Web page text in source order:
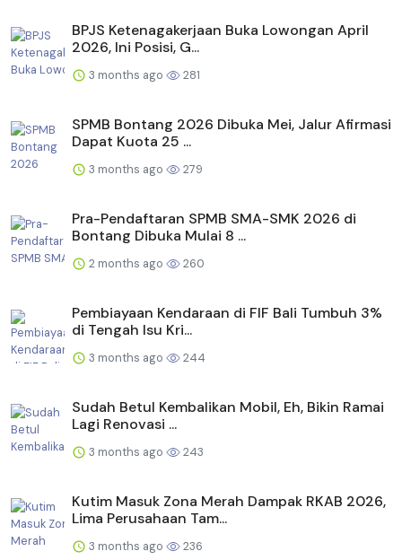
BPJS Ketenagakerjaan Buka Lowongan April
2026, Ini Posisi, G...
3 months ago 281
SPMB Bontang 2026 Dibuka Mei, Jalur Afirmasi
Dapat Kuota 25 ...
3 months ago 279
Pra-Pendaftaran SPMB SMA-SMK 2026 di
Bontang Dibuka Mulai 8 ...
2 months ago 260
Pembiayaan Kendaraan di FIF Bali Tumbuh 3%
di Tengah Isu Kri...
3 months ago 244
Sudah Betul Kembalikan Mobil, Eh, Bikin Ramai
Lagi Renovasi ...
3 months ago 243
Kutim Masuk Zona Merah Dampak RKAB 2026,
Lima Perusahaan Tam...
3 months ago 236